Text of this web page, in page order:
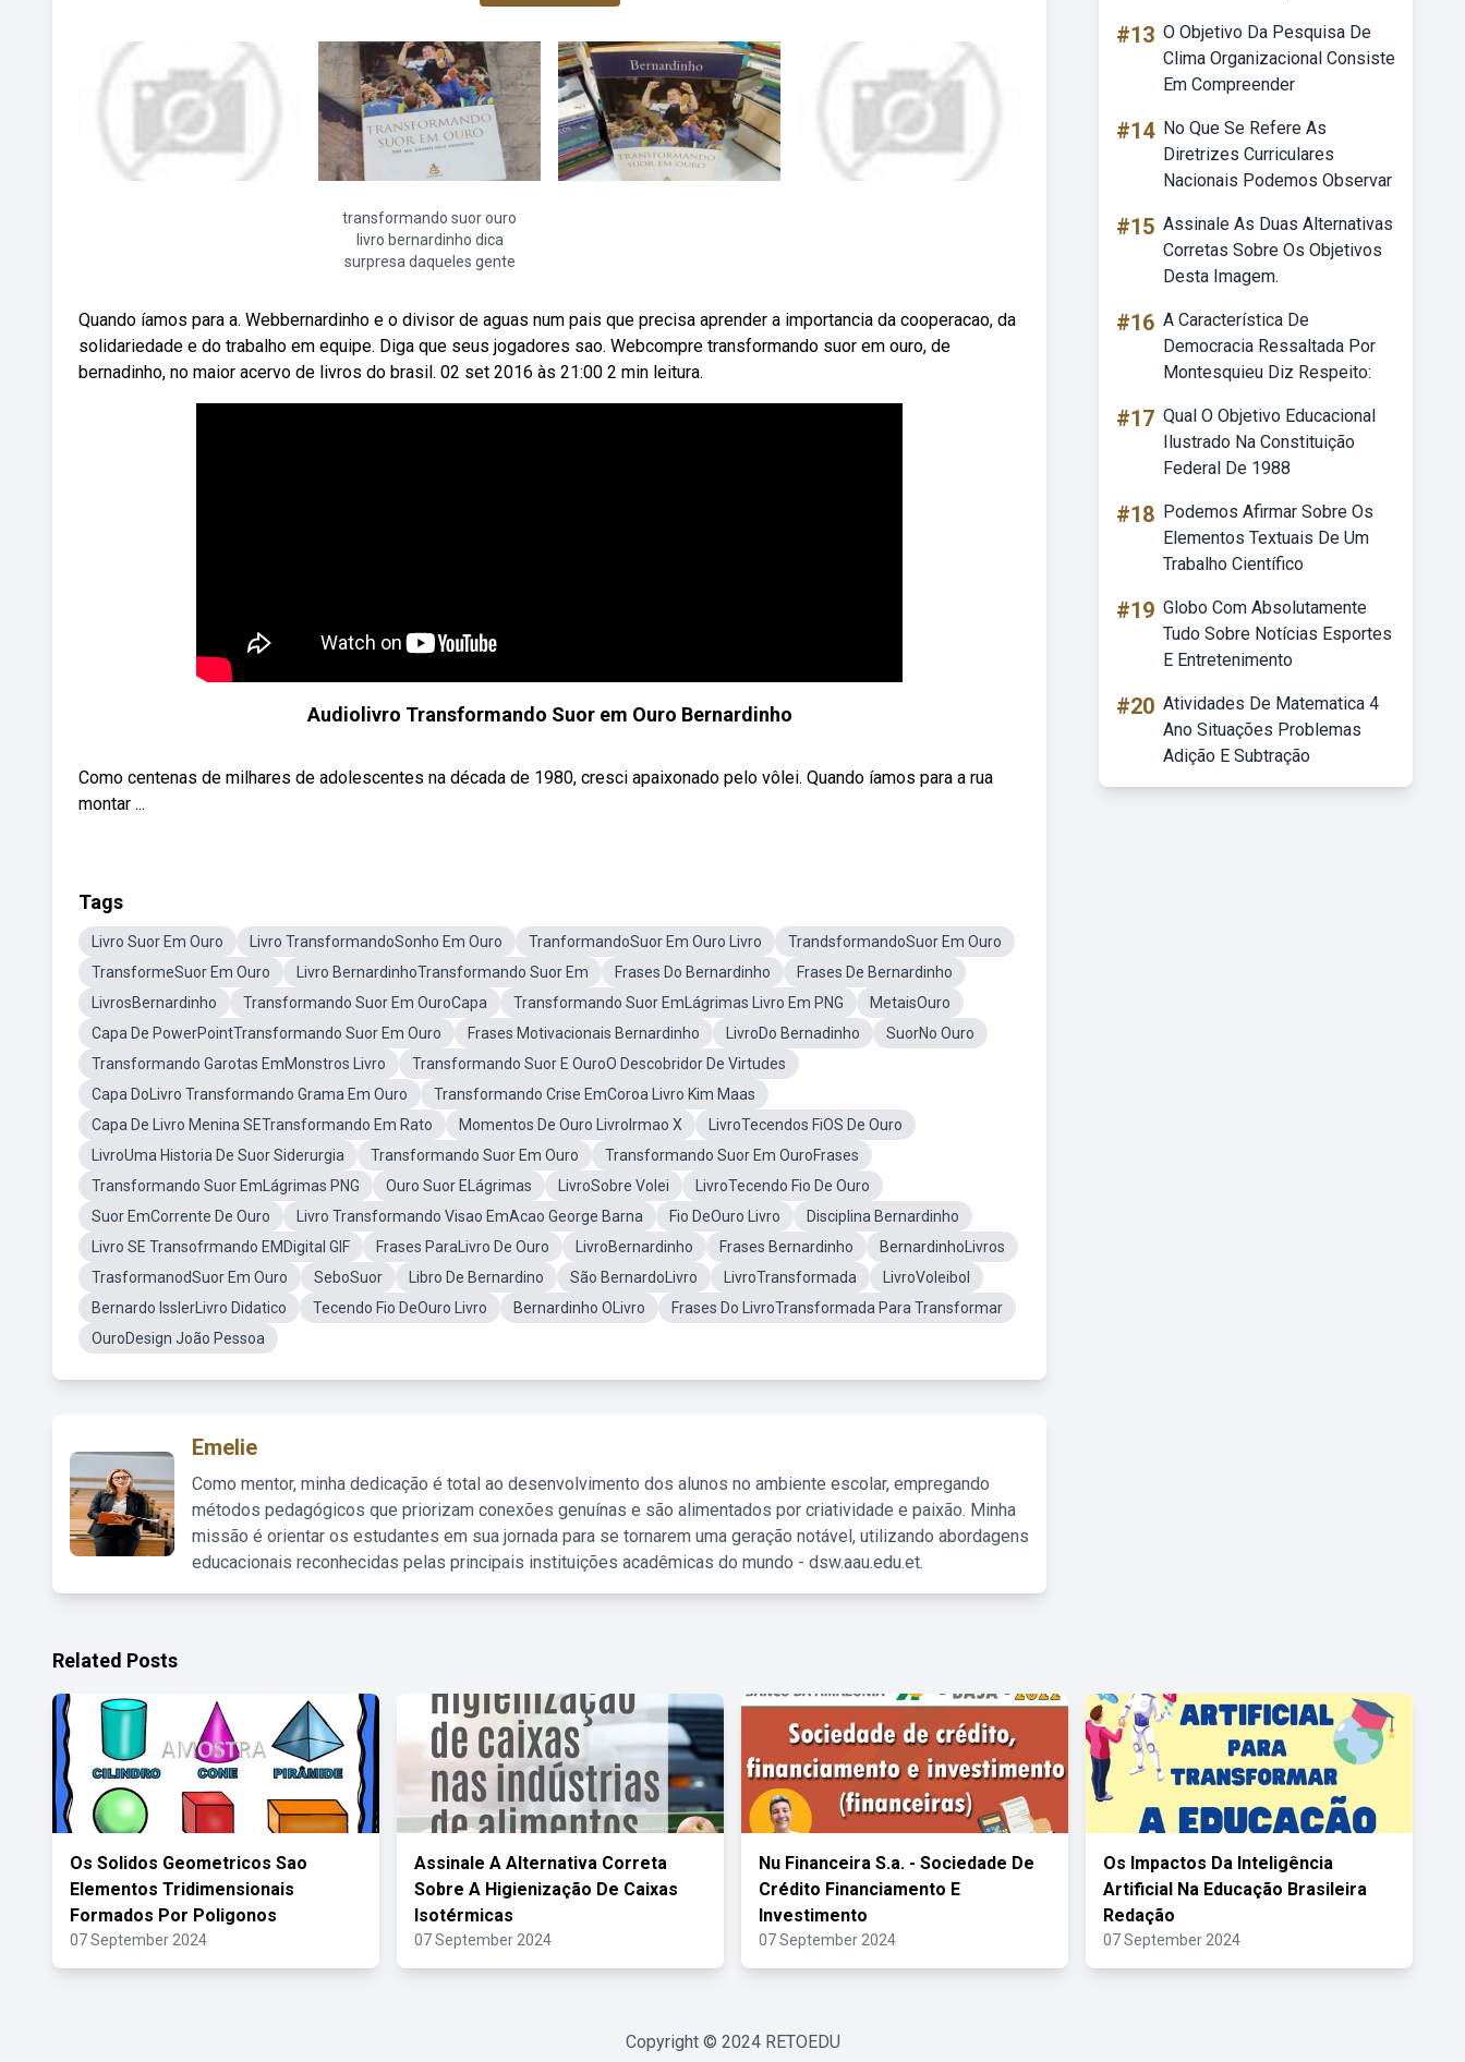
transformando suor ouro
livro bernardinho dica
surpresa daqueles gente
Quando íamos para a. Webbernardinho e o divisor de aguas num pais que precisa aprender a importancia da cooperacao, da
solidariedade e do trabalho em equipe. Diga que seus jogadores sao. Webcompre transformando suor em ouro, de
bernadinho, no maior acervo de livros do brasil. 02 set 2016 às 21:00 2 min leitura.
Audiolivro Transformando Suor em Ouro Bernardinho
Como centenas de milhares de adolescentes na década de 1980, cresci apaixonado pelo vôlei. Quando íamos para a rua
montar ...
Tags
Livro Suor Em Ouro Livro TransformandoSonho Em Ouro TranformandoSuor Em Ouro Livro
TrandsformandoSuor Em Ouro
TransformeSuor Em Ouro
Livro BernardinhoTransformando Suor Em Frases Do Bernardinho
Frases De Bernardinho
LivrosBernardinho
Transformando Suor Em OuroCapa Transformando Suor EmLágrimas Livro Em PNG
MetaisOuro
Capa De PowerPointTransformando Suor Em Ouro
Frases Motivacionais Bernardinho LivroDo Bernadinho
SuorNo Ouro
Transformando Garotas EmMonstros Livro
Transformando Suor E OuroO Descobridor De Virtudes
Capa DoLivro Transformando Grama Em Ouro
Transformando Crise EmCoroa Livro Kim Maas
Capa De Livro Menina SETransformando Em Rato
Momentos De Ouro LivroIrmao X
LivroTecendos FiOS De Ouro
LivroUma Historia De Suor Siderurgia
Transformando Suor Em Ouro
Transformando Suor Em OuroFrases
Transformando Suor EmLágrimas PNG
Ouro Suor ELágrimas LivroSobre Volei
LivroTecendo Fio De Ouro
Suor EmCorrente De Ouro
Livro Transformando Visao EmAcao George Barna Fio DeOuro Livro
Disciplina Bernardinho
Livro SE Transofrmando EMDigital GIF
Frases ParaLivro De Ouro LivroBernardinho Frases Bernardinho
BernardinhoLivros
TrasformanodSuor Em Ouro
SeboSuor Libro De Bernardino São BernardoLivro LivroTransformada
LivroVoleibol
Bernardo IsslerLivro Didatico
Tecendo Fio DeOuro Livro Bernardinho OLivro
Frases Do LivroTransformada Para Transformar
OuroDesign João Pessoa
Emelie
Como mentor, minha dedicação é total ao desenvolvimento dos alunos no ambiente escolar, empregando
métodos pedagógicos que priorizam conexões genuínas e são alimentados por criatividade e paixão. Minha
missão é orientar os estudantes em sua jornada para se tornarem uma geração notável, utilizando abordagens
educacionais reconhecidas pelas principais instituições acadêmicas do mundo - dsw.aau.edu.et.
#13 O Objetivo Da Pesquisa De
Clima Organizacional Consiste
Em Compreender
#14 No Que Se Refere As
Diretrizes Curriculares
Nacionais Podemos Observar
#15 Assinale As Duas Alternativas
Corretas Sobre Os Objetivos
Desta Imagem.
#16 A Característica De
Democracia Ressaltada Por
Montesquieu Diz Respeito:
#17 Qual O Objetivo Educacional
Ilustrado Na Constituição
Federal De 1988
#18 Podemos Afirmar Sobre Os
Elementos Textuais De Um
Trabalho Científico
#19 Globo Com Absolutamente
Tudo Sobre Notícias Esportes
E Entretenimento
#20 Atividades De Matematica 4
Ano Situações Problemas
Adição E Subtração
Related Posts
Os Solidos Geometricos Sao
Elementos Tridimensionais
Formados Por Poligonos
07 September 2024
Assinale A Alternativa Correta
Sobre A Higienização De Caixas
Isotérmicas
07 September 2024
Nu Financeira S.a. - Sociedade De
Crédito Financiamento E
Investimento
07 September 2024
Os Impactos Da Inteligência
Artificial Na Educação Brasileira
Redação
07 September 2024
Copyright © 2024 RETOEDU